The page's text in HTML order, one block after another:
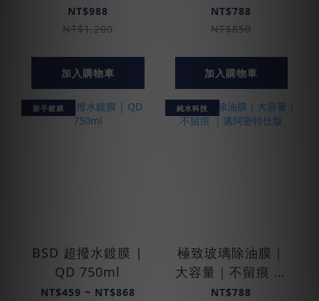
NT$988
NT$1,200
加入購物車
(PA壺.泡沫槍)
NT$788
NT$850
加入購物車
新手鍍膜
BSD 超撥水鍍膜 |
QD 750ml
NT$459 ~ NT$868
純水科技
極致玻璃除油膜｜
大容量｜不留痕 ｜
邁阿密特仕版
NT$788